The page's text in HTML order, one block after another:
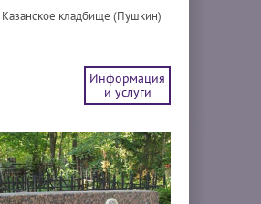
Казанское кладбище (Пушкин)
Информация
и услуги